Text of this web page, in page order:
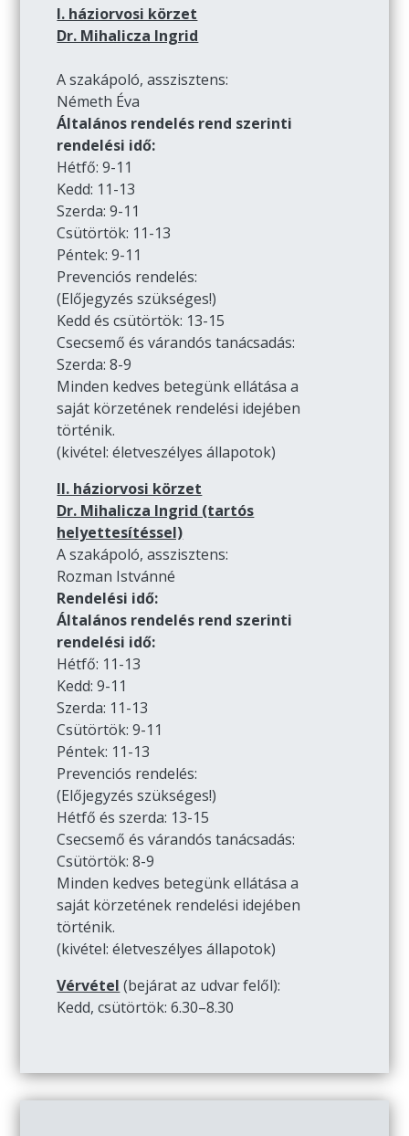
I. háziorvosi körzet
Dr. Mihalicza Ingrid
A szakápoló, asszisztens:
Németh Éva
Általános rendelés rend szerinti
rendelési idő:
Hétfő: 9-11
Kedd: 11-13
Szerda: 9-11
Csütörtök: 11-13
Péntek: 9-11
Prevenciós rendelés:
(Előjegyzés szükséges!)
Kedd és csütörtök: 13-15
Csecsemő és várandós tanácsadás:
Szerda: 8-9
Minden kedves betegünk ellátása a
saját körzetének rendelési idejében
történik.
(kivétel: életveszélyes állapotok)
II. háziorvosi körzet
Dr. Mihalicza Ingrid (tartós
helyettesítéssel)
A szakápoló, asszisztens:
Rozman Istvánné
Rendelési idő:
Általános rendelés rend szerinti
rendelési idő:
Hétfő: 11-13
Kedd: 9-11
Szerda: 11-13
Csütörtök: 9-11
Péntek: 11-13
Prevenciós rendelés:
(Előjegyzés szükséges!)
Hétfő és szerda: 13-15
Csecsemő és várandós tanácsadás:
Csütörtök: 8-9
Minden kedves betegünk ellátása a
saját körzetének rendelési idejében
történik.
(kivétel: életveszélyes állapotok)
Vérvétel (bejárat az udvar felől):
Kedd, csütörtök: 6.30–8.30